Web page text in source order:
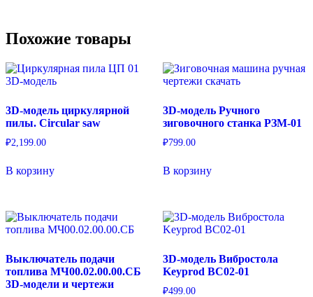
Похожие товары
3D-модель циркулярной
пилы. Circular saw
₽2,199.00
В корзину
3D-модель Ручного
зиговочного станка РЗМ-01
₽799.00
В корзину
Выключатель подачи
топлива МЧ00.02.00.00.СБ
3D-модели и чертежи
3D-модель Вибростола
Keyprod ВС02-01
₽499.00